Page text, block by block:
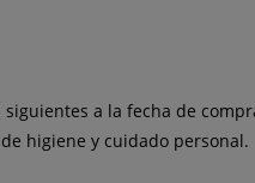
a la fecha de
higiene y cuidado personal.